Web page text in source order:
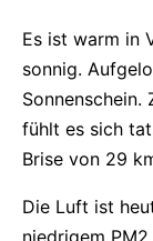
Es ist warm in
sonnig.
fühlt es sich
Brise von 29
Die Luft ist
niedrigem